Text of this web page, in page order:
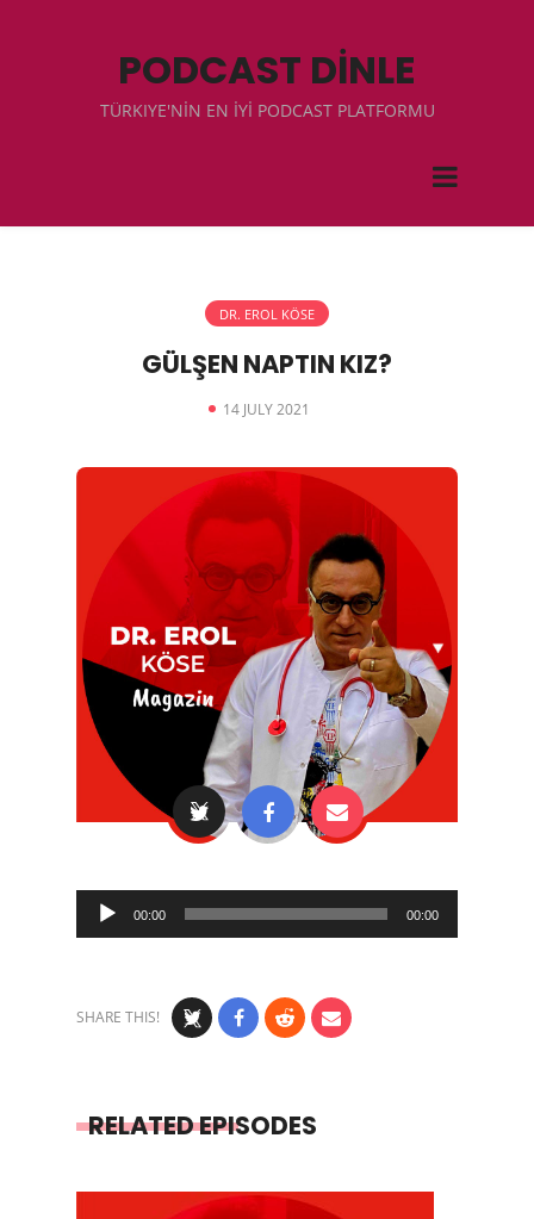
PODCAST DİNLE
TÜRKIYE'NİN EN İYİ PODCAST PLATFORMU
DR. EROL KÖSE
GÜLŞEN NAPTIN KIZ?
14 JULY 2021
Audio
Player
00:00 00:00
SHARE THIS!
RELATED EPISODES